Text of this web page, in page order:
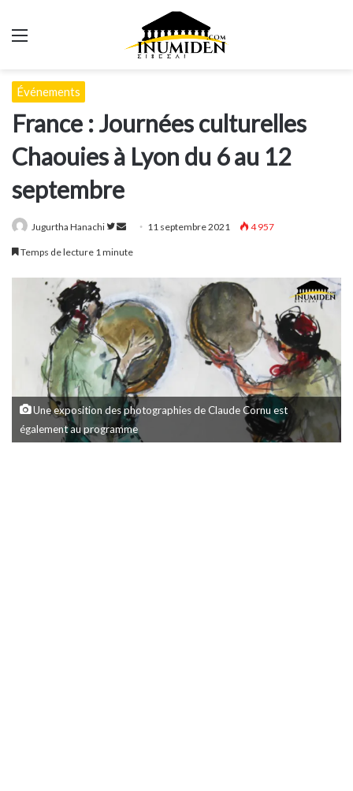
Menu
Événements
France : Journées culturelles
Chaouies à Lyon du 6 au 12
septembre
Jugurtha Hanachi
Suivre
Envoyer11 septembre 2021 4 957
Temps de lecture 1 minute
Une exposition des photographies de Claude Cornu est
également au programme